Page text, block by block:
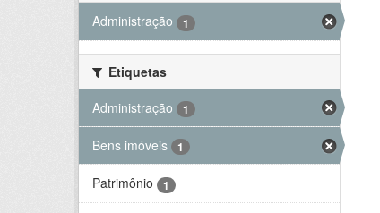
Administração
1
Etiquetas
Administração
1
Bens imóveis 1
Patrimônio 1